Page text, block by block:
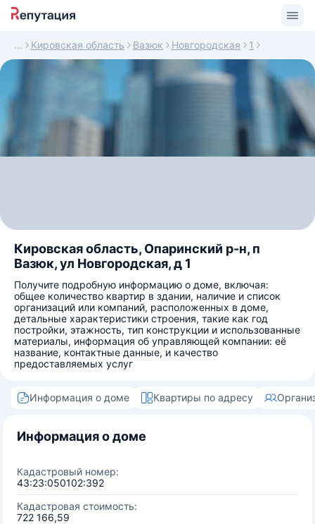
Кировская область Вазюк Новгородская 1
Кировская область, Опаринский р-н, п
Вазюк, ул Новгородская, д 1
Получите подробную информацию о доме, включая:
общее количество квартир в здании, наличие и список
организаций или компаний, расположенных в доме,
детальные характеристики строения, такие как год
постройки, этажность, тип конструкции и использованные
материалы, информация об управляющей компании: её
название, контактные данные, и качество
предоставляемых услуг
Информация о доме Квартиры по адресу
Информация о доме
Кадастровый номер:
43:23:050102:392
Кадастровая стоимость:
722 166,59